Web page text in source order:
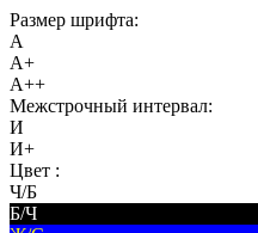
Размер шрифта:
A
A+
A++
Межстрочный интервал:
И
И+
Цвет :
Ч/Б
Б/Ч